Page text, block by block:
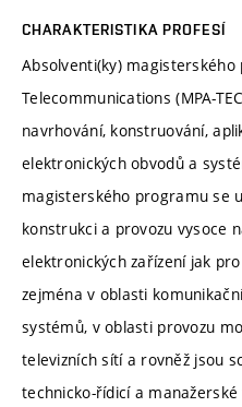
CHARAKTERISTIKA PROFESÍ
Absolventi(ky)
Telecommunications (MPA-
navrhování, konstruování,
elektronických obvodů a
magisterského programu se
konstrukci a provozu vysoce
elektronických zařízení jak
zejména v oblasti
systémů, v oblasti provozu
televizních sítí a rovněž jsou
technicko-řídicí a manažerské